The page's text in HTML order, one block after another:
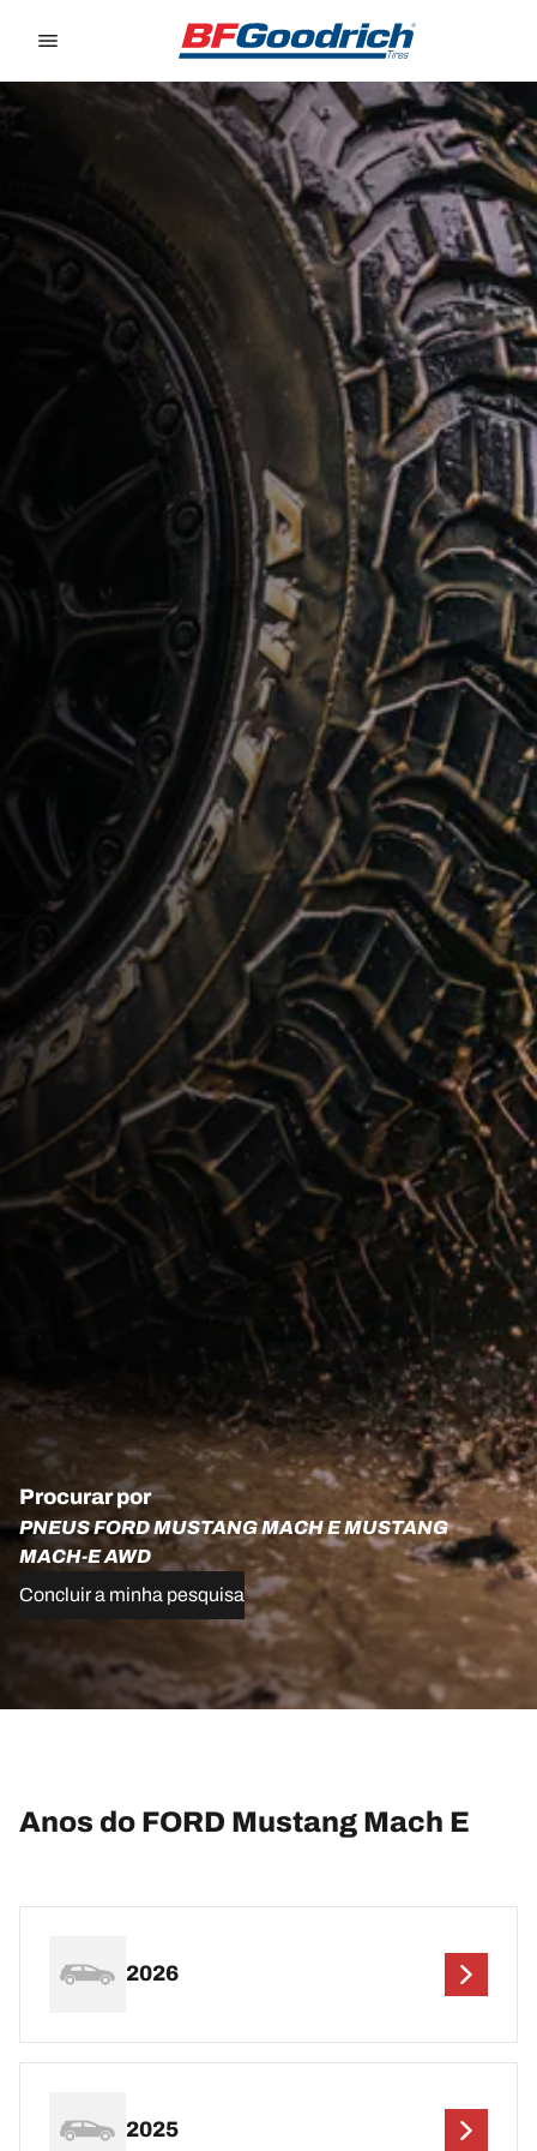
Procurar por
PNEUS FORD MUSTANG MACH E MUSTANG
MACH-E AWD
Concluir a minha pesquisa
Anos do FORD Mustang Mach E
2026
2025